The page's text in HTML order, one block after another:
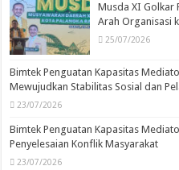
Musda XI Golkar
Arah Organisasi
25/07/2026
Bimtek Penguatan Kapasitas
Mewujudkan Stabilitas Sosial dan
23/07/2026
Bimtek Penguatan Kapasitas
Penyelesaian Konflik Masyarakat
23/07/2026